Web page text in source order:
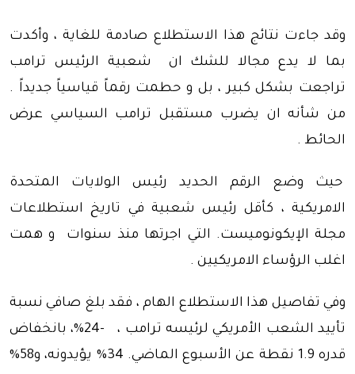
وقد جاءت نتائج هذا الاستطلاع صادمة للغاية ، وأكدت
بما لا يدع مجالا للشك ان شعبية الرئيس ترامب
تراجعت بشكل كبير ، بل و حطمت رقماً قياسياً جديداً .
من شأنه ان يضرب مستقبل ترامب السياسي عرض
الحائط .
حيث وضع الرقم الحديد رئيس الولايات المتحدة
الامريكية ، كأقل رئيس شعبية في تاريخ استطلاعات
مجلة الإيكونوميست. التي اجرتها منذ سنوات و همت
اغلب الرؤساء الامريكيين .
وفي تفاصيل هذا الاستطلاع الهام ، فقد بلغ صافي نسبة
تأييد الشعب الأمريكي لرئيسه ترامب ، -24%، بانخفاض
قدره 1.9 نقطة عن الأسبوع الماضي. 34% يؤيدونه، و58%